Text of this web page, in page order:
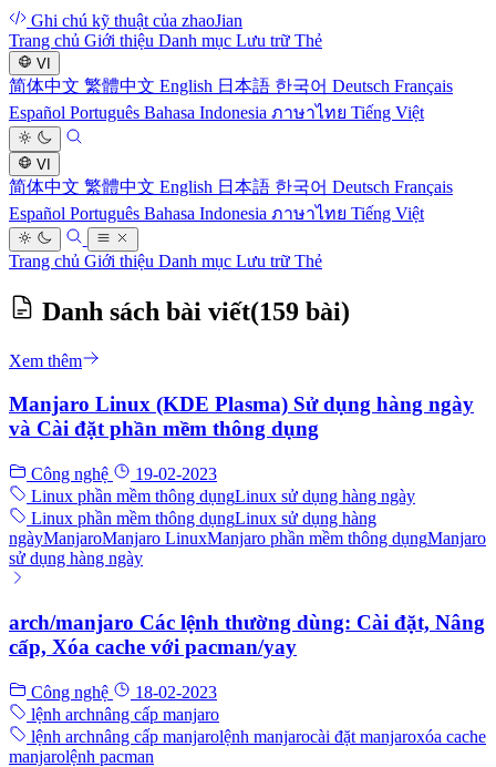
Ghi chú kỹ thuật của zhaoJian
Trang chủ Giới thiệu Danh mục Lưu trữ Thẻ
VI
简体中文 繁體中文 English 日本語 한국어 Deutsch Français
Español Português Bahasa Indonesia ภาษาไทย Tiếng Việt
VI
简体中文 繁體中文 English 日本語 한국어 Deutsch Français
Español Português Bahasa Indonesia ภาษาไทย Tiếng Việt
Trang chủ Giới thiệu Danh mục Lưu trữ Thẻ
Danh sách bài viết(159 bài)
Xem thêm
Manjaro Linux (KDE Plasma) Sử dụng hàng ngày
và Cài đặt phần mềm thông dụng
Công nghệ
19-02-2023
Linux phần mềm thông dụngLinux sử dụng hàng ngày
Linux phần mềm thông dụngLinux sử dụng hàng
ngàyManjaroManjaro LinuxManjaro phần mềm thông dụngManjaro
sử dụng hàng ngày
arch/manjaro Các lệnh thường dùng: Cài đặt, Nâng
cấp, Xóa cache với pacman/yay
Công nghệ
18-02-2023
lệnh archnâng cấp manjaro
lệnh archnâng cấp manjarolệnh manjarocài đặt manjaroxóa cache
manjarolệnh pacman